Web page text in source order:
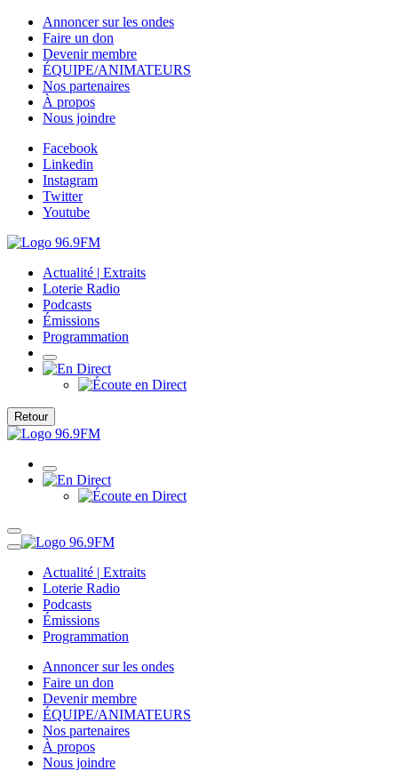
Annoncer sur les ondes
Faire un don
Devenir membre
ÉQUIPE/ANIMATEURS
Nos partenaires
À propos
Nous joindre
Facebook
Linkedin
Instagram
Twitter
Youtube
Actualité | Extraits
Loterie Radio
Podcasts
Émissions
Programmation
Retour
Actualité | Extraits
Loterie Radio
Podcasts
Émissions
Programmation
Annoncer sur les ondes
Faire un don
Devenir membre
ÉQUIPE/ANIMATEURS
Nos partenaires
À propos
Nous joindre